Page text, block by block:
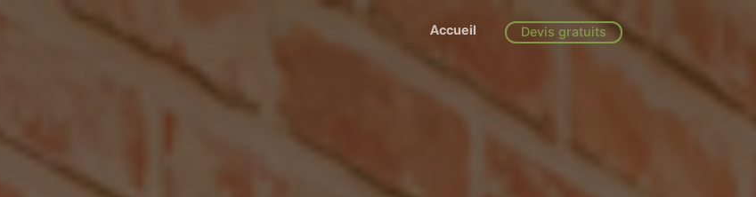
Accueil Devis gratuits